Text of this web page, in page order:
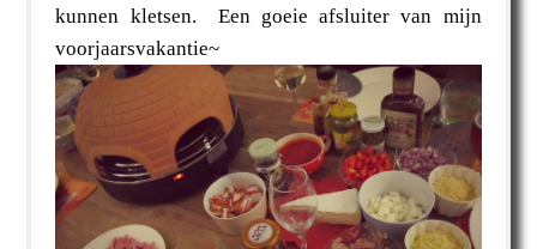
kunnen kletsen. Een goeie afsluiter van mijn
voorjaarsvakantie~